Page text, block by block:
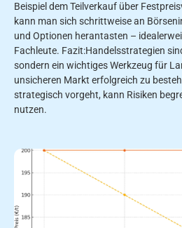
Beispiel dem Teilverkauf über
kann man sich schrittweise an
und Optionen herantasten –
Fachleute. Fazit:Handelsstrategien
sondern ein wichtiges Werkzeug für
unsicheren Markt erfolgreich zu
strategisch vorgeht, kann Risiken
nutzen.